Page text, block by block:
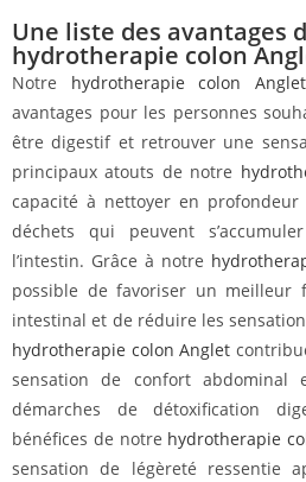
Une liste des avantages
hydrotherapie colon
Notre hydrotherapie colon Anglet
avantages pour les personnes
être digestif et retrouver une
principaux atouts de notre
capacité à nettoyer en
déchets qui peuvent
l’intestin. Grâce à notre
possible de favoriser un meilleur
intestinal et de réduire les
hydrotherapie colon Anglet
sensation de confort abdominal
démarches de détoxification
bénéfices de notre hydrotherapie
sensation de légèreté ressentie